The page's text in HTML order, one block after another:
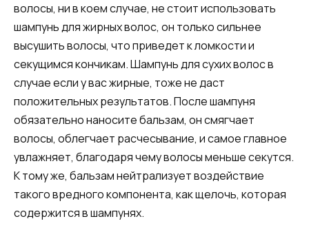
волосы, ни в коем случае, не стоит использовать
шампунь для жирных волос, он только сильнее
высушить волосы, что приведет к ломкости и
секущимся кончикам. Шампунь для сухих волос в
случае если у вас жирные, тоже не даст
положительных результатов. После шампуня
обязательно наносите бальзам, он смягчает
волосы, облегчает расчесывание, и самое главное
увлажняет, благодаря чему волосы меньше секутся.
К тому же, бальзам нейтрализует воздействие
такого вредного компонента, как щелочь, которая
содержится в шампунях.